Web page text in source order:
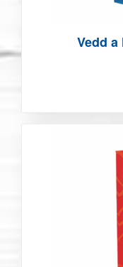
Vedd a